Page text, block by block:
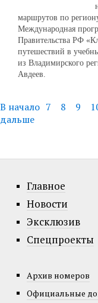
маршрутов по
Международная
Правительства РФ
путешествий в
из Владимирского
Авдеев.
В начало 7 8 9
дальше
Главное
Новости
Эксклюзив
Спецпроекты
Архив номеров
Официальные